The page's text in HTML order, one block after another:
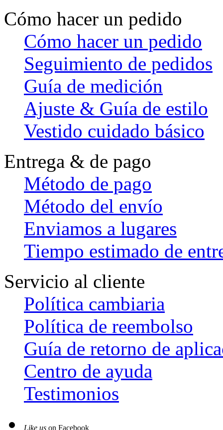
Cómo hacer un pedido
Cómo hacer un pedido
Seguimiento de pedidos
Guía de medición
Ajuste & Guía de estilo
Vestido cuidado básico
Entrega & de pago
Método de pago
Método del envío
Enviamos a lugares
Tiempo estimado de
Servicio al cliente
Política cambiaria
Política de reembolso
Guía de retorno de
Centro de ayuda
Testimonios
Like us on Facebook